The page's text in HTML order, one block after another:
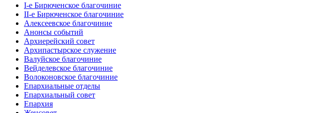
I-е Бирюченское благочиние
II-е Бирюченское благочиние
Алексеевское благочиние
Анонсы событий
Архиерейский совет
Архипастырское служение
Валуйское благочиние
Вейделевское благочиние
Волоконовское благочиние
Епархиальные отделы
Епархиальный совет
Епархия